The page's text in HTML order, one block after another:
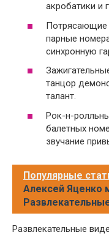
акробатики и
Потрясающие
парные
синхронную
танцор
талант.
Рок-н-
балетных
звучание
Популярные
Алексей Яценко
Развлекательные